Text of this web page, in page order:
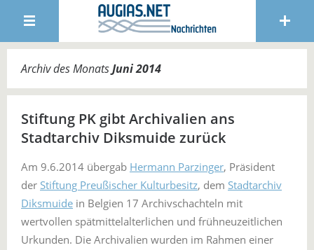
Archiv des MonatsJuni 2014
Stiftung PK gibt Archivalien ans
Stadtarchiv Diksmuide zurück
Am 9.6.2014 übergab Hermann Parzinger, Präsident
der Stiftung Preußischer Kulturbesitz, dem Stadtarchiv
Diksmuide in Belgien 17 Archivschachteln mit
wertvollen spätmittelalterlichen und frühneuzeitlichen
Urkunden. Die Archivalien wurden im Rahmen einer